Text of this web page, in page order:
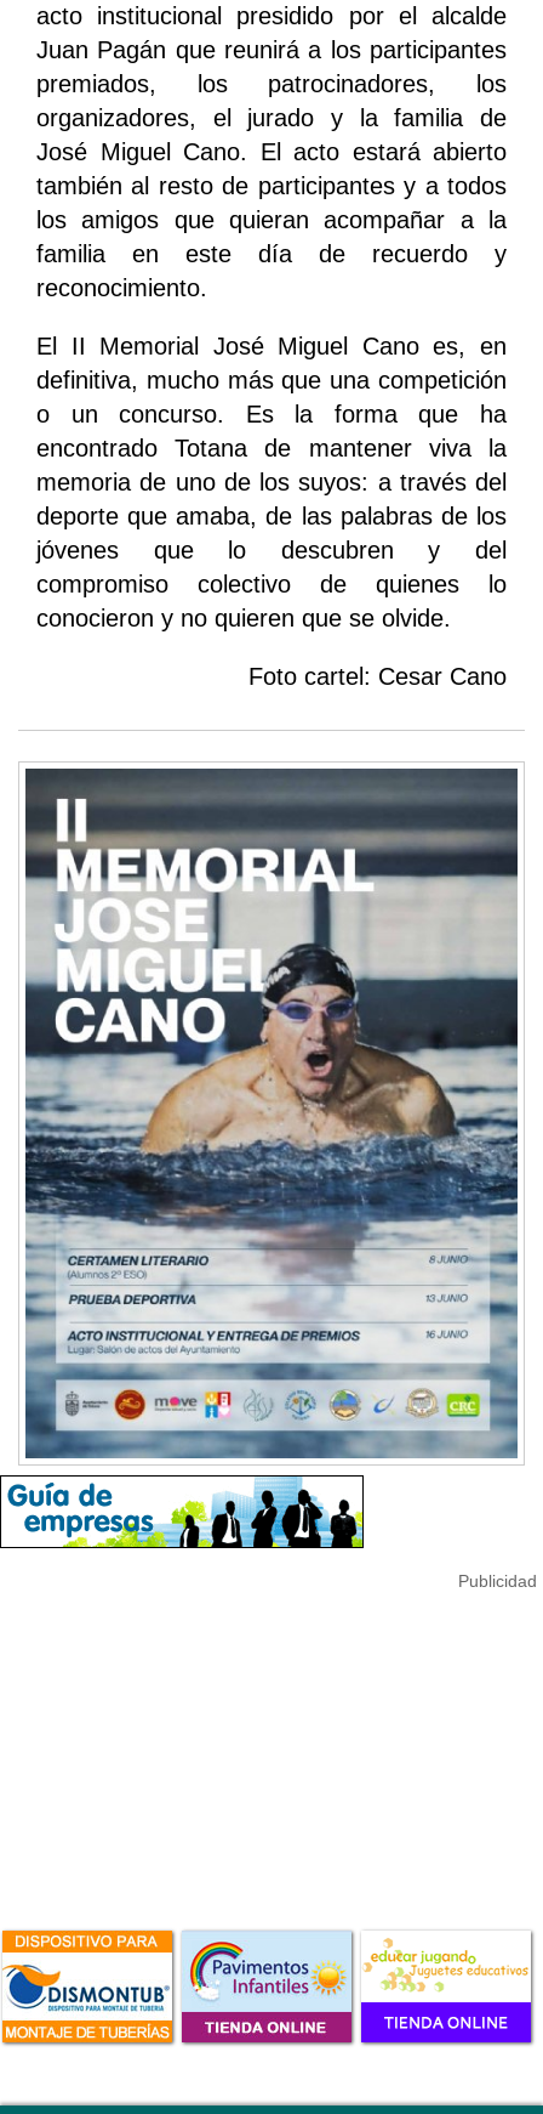
acto institucional presidido por el alcalde
Juan Pagán que reunirá a los participantes
premiados, los patrocinadores, los
organizadores, el jurado y la familia de
José Miguel Cano. El acto estará abierto
también al resto de participantes y a todos
los amigos que quieran acompañar a la
familia en este día de recuerdo y
reconocimiento.
El II Memorial José Miguel Cano es, en
definitiva, mucho más que una competición
o un concurso. Es la forma que ha
encontrado Totana de mantener viva la
memoria de uno de los suyos: a través del
deporte que amaba, de las palabras de los
jóvenes que lo descubren y del
compromiso colectivo de quienes lo
conocieron y no quieren que se olvide.
Foto cartel: Cesar Cano